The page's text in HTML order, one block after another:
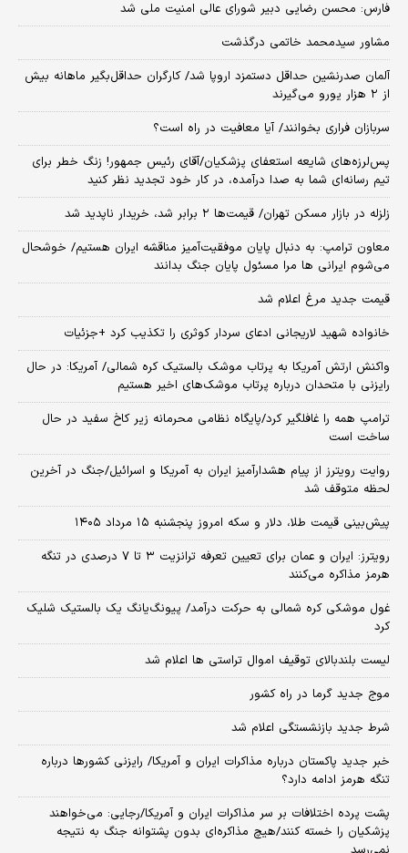
فارس: محسن رضایی دبیر شورای عالی امنیت ملی شد
مشاور سیدمحمد خاتمی درگذشت
آلمان صدرنشین حداقل دستمزد اروپا شد/ کارگران حداقل‌بگیر ماهانه بیش
از ۲ هزار یورو می‌گیرند
سربازان فراری بخوانند/ آیا معافیت در راه است؟
پس‌لرزه‌های شایعه استعفای پزشکیان/آقای رئیس جمهور! زنگ خطر برای
تیم رسانه‌ای شما به صدا درآمده، در کار خود تجدید نظر کنید
زلزله در بازار مسکن تهران/ قیمت‌ها ۲ برابر شد، خریدار ناپدید شد
معاون ترامپ: به دنبال پایان موفقیت‌آمیز مناقشه ایران هستیم/ خوشحال
می‌شوم ایرانی ها مرا مسئول پایان جنگ بدانند
قیمت جدید مرغ اعلام شد
خانواده شهید لاریجانی ادعای سردار کوثری را تکذیب کرد +جزئیات
واکنش ارتش آمریکا به پرتاب موشک بالستیک کره شمالی/ آمریکا: در حال
رایزنی با متحدان درباره پرتاب موشک‌های اخیر هستیم
ترامپ همه را غافلگیر کرد/پایگاه نظامی محرمانه زیر کاخ سفید در حال
ساخت است
روایت رویترز از پیام هشدارآمیز ایران به آمریکا و اسرائیل/جنگ در آخرین
لحظه متوقف شد
پیش‌بینی قیمت طلا، دلار و سکه امروز پنجشنبه ۱۵ مرداد ۱۴۰۵
رویترز: ایران و عمان برای تعیین تعرفه ترانزیت ۳ تا ۷ درصدی در تنگه
هرمز مذاکره می‌کنند
غول موشکی کره شمالی به حرکت درآمد/ پیونگ‌یانگ یک بالستیک شلیک
کرد
لیست بلندبالای توقیف اموال تراستی ها اعلام شد
موج جدید گرما در راه کشور
شرط جدید بازنشستگی اعلام شد
خبر جدید پاکستان درباره مذاکرات ایران و آمریکا/ رایزنی کشورها درباره
تنگه هرمز ادامه دارد؟
پشت پرده اختلافات بر سر مذاکرات ایران و آمریکا/رجایی: می‌خواهند
پزشکیان را خسته کنند/هیچ مذاکره‌ای بدون پشتوانه جنگ به نتیجه